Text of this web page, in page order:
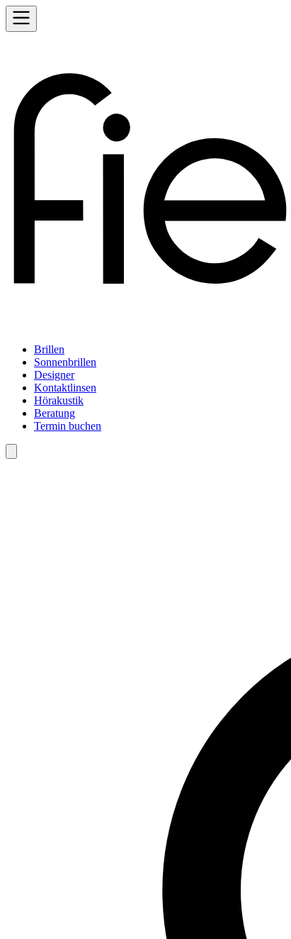
Brillen
Sonnenbrillen
Designer
Kontaktlinsen
Hörakustik
Beratung
Termin buchen